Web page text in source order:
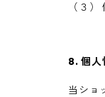
（３
8. 個人
当ショ